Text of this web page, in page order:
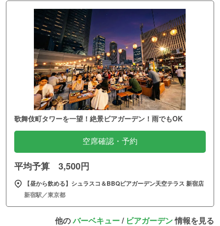
歌舞伎町タワーを一望！絶景ビアガーデン！雨でもOK
空席確認・予約
平均予算 3,500円
【昼から飲める】シュラスコ＆BBQビアガーデン天空テラス 新宿店
新宿駅／東京都
他のバーベキュー/ ビアガーデン情報を見る